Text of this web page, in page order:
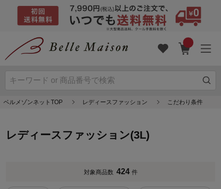
ベルメゾンネットTOP レディースファッション こだわり条件
レディースファッション(3L)
対象商品数 424 件